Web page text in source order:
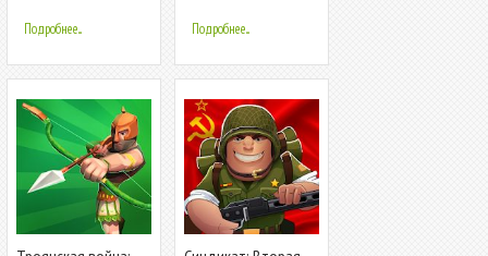
Подробнее... Подробнее...